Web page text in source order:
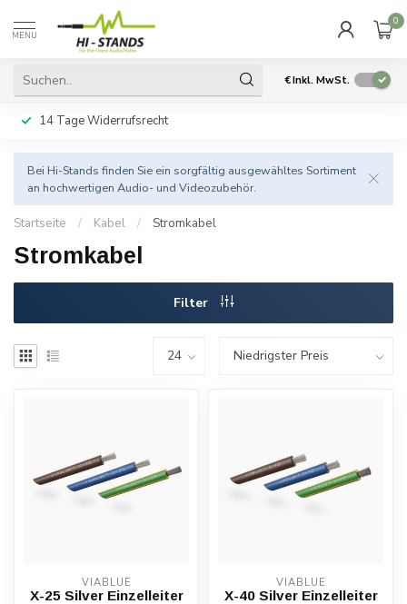
MENU
0
€Inkl. MwSt.
14 Tage Widerrufsrecht
Bei Hi-Stands finden Sie ein sorgfältig ausgewähltes Sortiment
an hochwertigen Audio- und Videozubehör.
Startseite / Kabel / Stromkabel
Stromkabel
Filter
VIABLUE
X-25 Silver Einzelleiter
VIABLUE
X-40 Silver Einzelleiter